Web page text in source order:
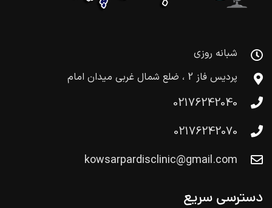
شبانه روزی
پردیس فاز 2 ، ضلع شمال غربی میدان امام
02176242040
02176242070
kowsarpardisclinic@gmail.com
دسترسی سریع